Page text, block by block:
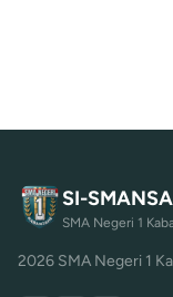
SI-
SMA Negeri 1
2026 SMA Negeri 1